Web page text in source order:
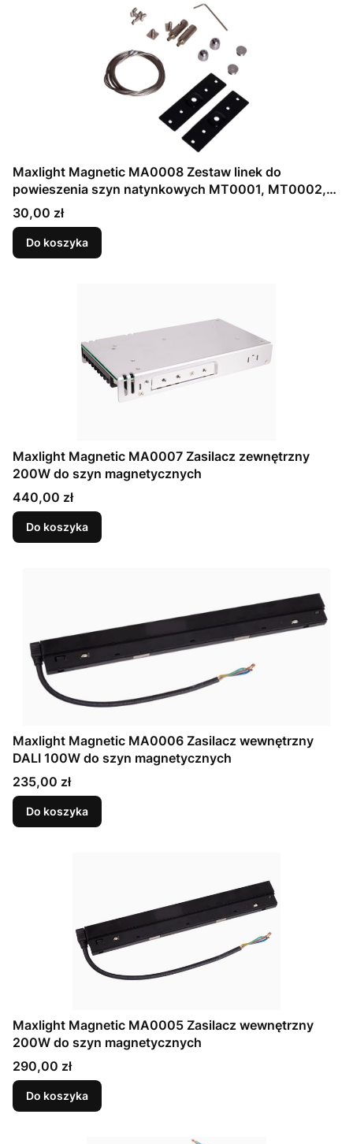
Maxlight Magnetic MA0008 Zestaw linek do
powieszenia szyn natynkowych MT0001, MT0002,
MT0011, MT0012
Cena
30,00 zł
Do koszyka
Maxlight Magnetic MA0007 Zasilacz zewnętrzny
200W do szyn magnetycznych
Cena
440,00 zł
Do koszyka
Maxlight Magnetic MA0006 Zasilacz wewnętrzny
DALI 100W do szyn magnetycznych
Cena
235,00 zł
Do koszyka
Maxlight Magnetic MA0005 Zasilacz wewnętrzny
200W do szyn magnetycznych
Cena
290,00 zł
Do koszyka